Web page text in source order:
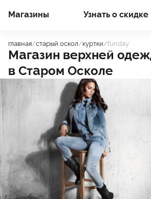
Магазины Узнать о cкидке
главная/старый оскол/куртки/funday
Магазин верхней
в Старом Осколе